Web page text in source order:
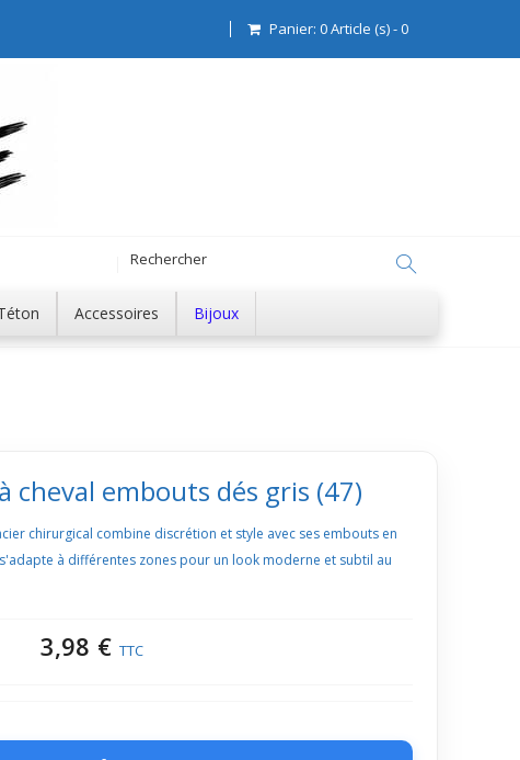
Panier: 0Article (s)-0
Accessoires Bijoux
cheval embouts dés gris (47)
chirurgical combine discrétion et style avec ses embouts en
à différentes zones pour un look moderne et subtil au
3,98 € TTC